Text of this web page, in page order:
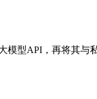
型API，再将其